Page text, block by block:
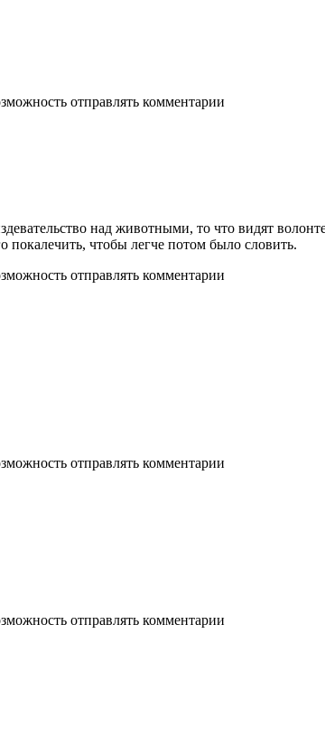
отправлять комментарии
над животными, то что видят
покалечить, чтобы легче потом было словить.
отправлять комментарии
отправлять комментарии
отправлять комментарии